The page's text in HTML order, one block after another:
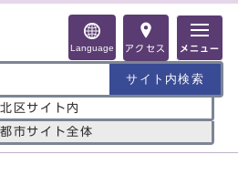
Language アクセス メニュー
北区サイト内
市サイト全体